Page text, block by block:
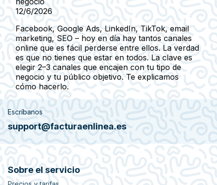
12/6/2026
Facebook, Google Ads, LinkedIn, TikTok, email
marketing, SEO – hoy en día hay tantos canales
online que es fácil perderse entre ellos. La verdad
es que no tienes que estar en todos. La clave es
elegir 2–3 canales que encajen con tu tipo de
negocio y tu público objetivo. Te explicamos
cómo hacerlo.
Escríbanos
support@facturaenlinea.es
Sobre el servicio